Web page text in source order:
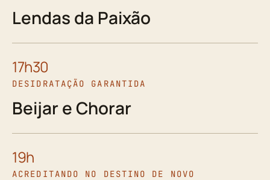
Lendas da Paixão
17h30
DESIDRATAÇÃO GARANTIDA
Beijar e Chorar
19h
ACREDITANDO NO DESTINO DE NOVO